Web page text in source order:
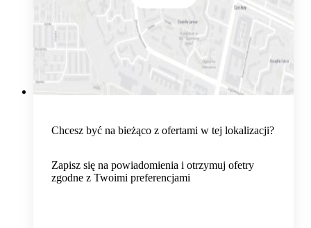
Chcesz być na bieżąco z ofertami w tej lokalizacji?
Zapisz się na powiadomienia i otrzymuj ofetry
zgodne z Twoimi preferencjami